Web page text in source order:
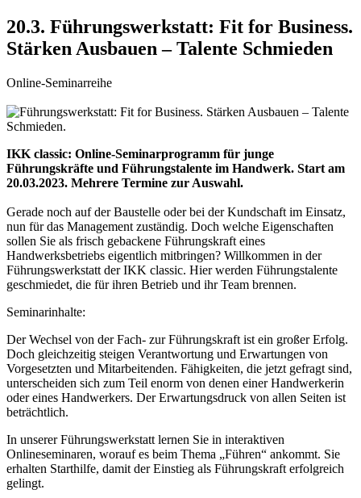
20.3. Führungswerkstatt: Fit for Business.
Stärken Ausbauen – Talente Schmieden
Online-Seminarreihe
IKK classic: Online-Seminarprogramm für junge
Führungskräfte und Führungstalente im Handwerk. Start am
20.03.2023. Mehrere Termine zur Auswahl.
Gerade noch auf der Baustelle oder bei der Kundschaft im Einsatz,
nun für das Management zuständig. Doch welche Eigenschaften
sollen Sie als frisch gebackene Führungskraft eines
Handwerksbetriebs eigentlich mitbringen? Willkommen in der
Führungswerkstatt der IKK classic. Hier werden Führungstalente
geschmiedet, die für ihren Betrieb und ihr Team brennen.
Seminarinhalte:
Der Wechsel von der Fach- zur Führungskraft ist ein großer Erfolg.
Doch gleichzeitig steigen Verantwortung und Erwartungen von
Vorgesetzten und Mitarbeitenden. Fähigkeiten, die jetzt gefragt sind,
unterscheiden sich zum Teil enorm von denen einer Handwerkerin
oder eines Handwerkers. Der Erwartungsdruck von allen Seiten ist
beträchtlich.
In unserer Führungswerkstatt lernen Sie in interaktiven
Onlineseminaren, worauf es beim Thema „Führen“ ankommt. Sie
erhalten Starthilfe, damit der Einstieg als Führungskraft erfolgreich
gelingt.